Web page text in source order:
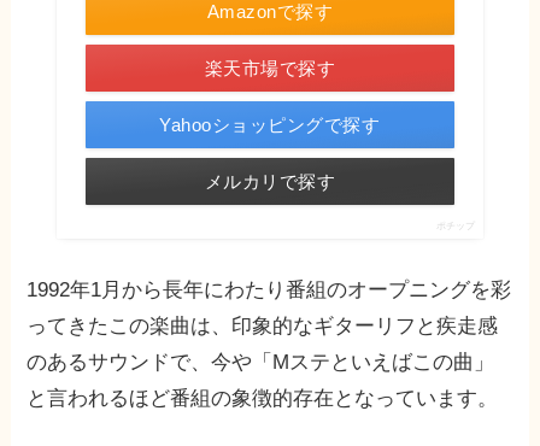
Amazonで探す
楽天市場で探す
Yahooショッピングで探す
メルカリで探す
ポチップ
1992年1月から長年にわたり番組のオープニングを彩
ってきたこの楽曲は、印象的なギターリフと疾走感
のあるサウンドで、今や「Mステといえばこの曲」
と言われるほど番組の象徴的存在となっています。